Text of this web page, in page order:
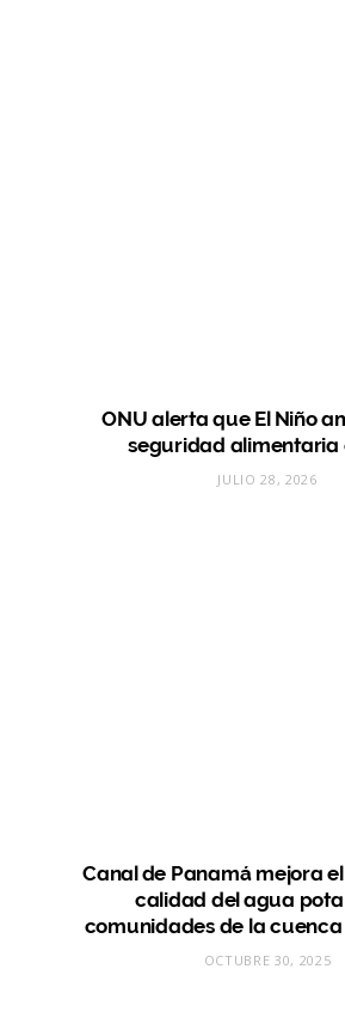
ONU alerta que El Niño
seguridad alimentaria
JULIO 28, 2026
Canal de Panamá mejora
calidad del agua
comunidades de la
OCTUBRE 30, 2025